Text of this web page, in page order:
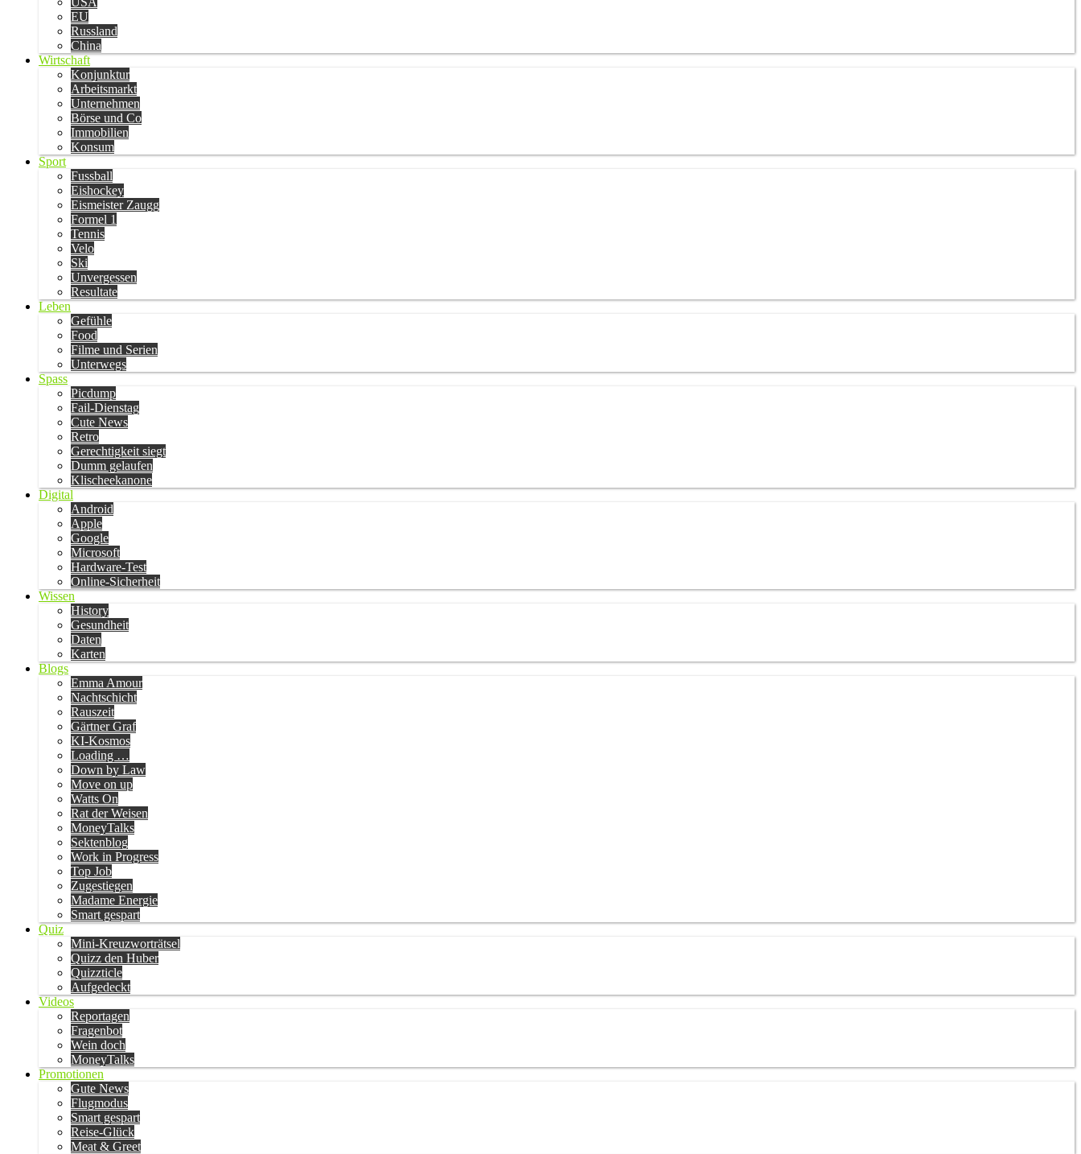
EU
Russland
China
Wirtschaft
Konjunktur
Arbeitsmarkt
Unternehmen
Börse und Co
Immobilien
Konsum
Sport
Fussball
Eishockey
Eismeister Zaugg
Formel 1
Tennis
Velo
Ski
Unvergessen
Resultate
Leben
Gefühle
Food
Filme und Serien
Unterwegs
Spass
Picdump
Fail-Dienstag
Cute News
Retro
Gerechtigkeit siegt
Dumm gelaufen
Klischeekanone
Digital
Android
Apple
Google
Microsoft
Hardware-Test
Online-Sicherheit
Wissen
History
Gesundheit
Daten
Karten
Blogs
Emma Amour
Nachtschicht
Rauszeit
Gärtner Graf
KI-Kosmos
Loading …
Down by Law
Move on up
Watts On
Rat der Weisen
MoneyTalks
Sektenblog
Work in Progress
Top Job
Zugestiegen
Madame Energie
Smart gespart
Quiz
Mini-Kreuzworträtsel
Quizz den Huber
Quizzticle
Aufgedeckt
Videos
Reportagen
Fragenbot
Wein doch
MoneyTalks
Promotionen
Gute News
Flugmodus
Smart gespart
Reise-Glück
Meat & Greet